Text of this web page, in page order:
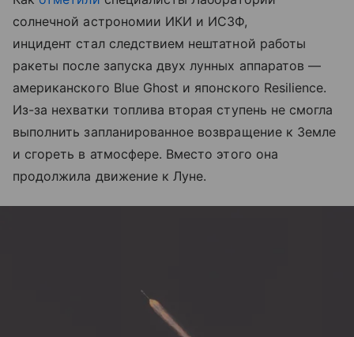
солнечной астрономии ИКИ и ИСЗФ,
инцидент стал следствием нештатной работы
ракеты после запуска двух лунных аппаратов —
американского Blue Ghost и японского Resilience.
Из-за нехватки топлива вторая ступень не смогла
выполнить запланированное возвращение к Земле
и сгореть в атмосфере. Вместо этого она
продолжила движение к Луне.